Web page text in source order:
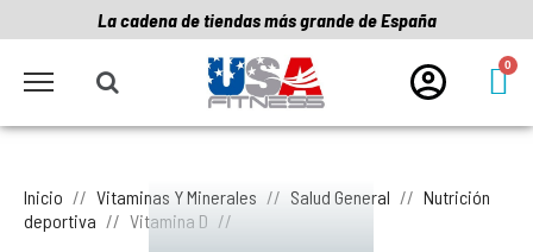
La cadena de tiendas más grande de España
Inicio Vitaminas Y Minerales Salud General
Nutrición
deportiva
Vitamina D